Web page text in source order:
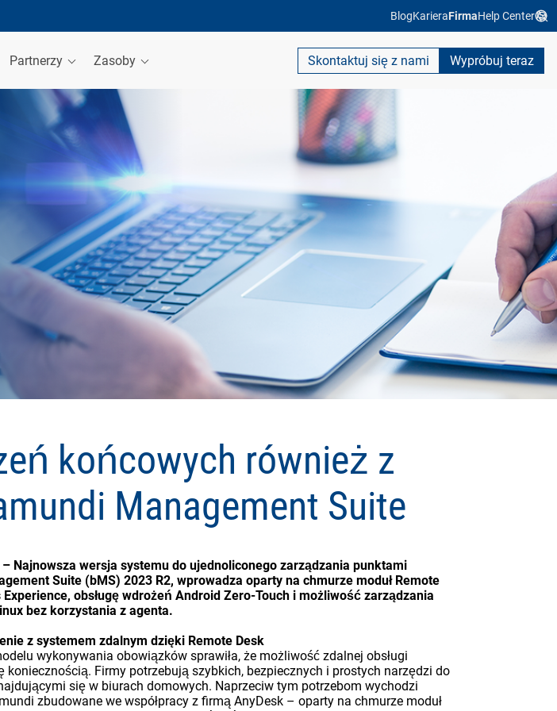
BlogKarieraFirmaHelp Center
Partnerzy Zasoby Skontaktuj się z nami Wypróbuj teraz
końcowych również z
Management Suite
Najnowsza wersja systemu do ujednoliconego zarządzania punktami
Suite (bMS) 2023 R2, wprowadza oparty na chmurze moduł Remote
obsługę wdrożeń Android Zero-Touch i możliwość zarządzania
bez korzystania z agenta.
z systemem zdalnym dzięki Remote Desk
wykonywania obowiązków sprawiła, że możliwość zdalnej obsługi
koniecznością. Firmy potrzebują szybkich, bezpiecznych i prostych narzędzi do
się w biurach domowych. Naprzeciw tym potrzebom wychodzi
zbudowane we współpracy z firmą AnyDesk – oparty na chmurze moduł